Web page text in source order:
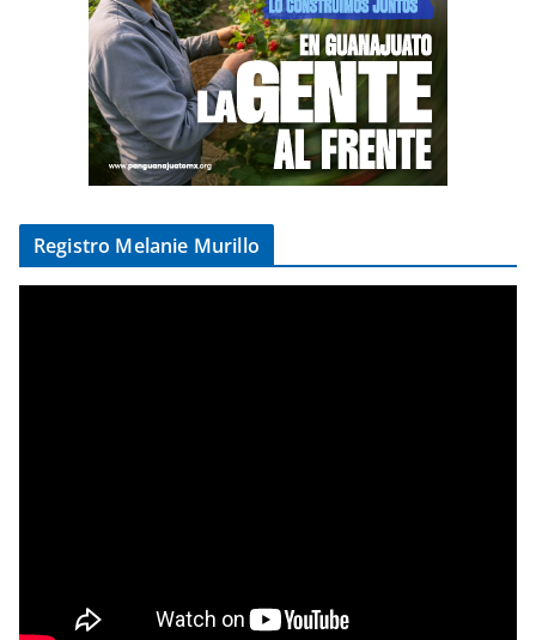
Registro Melanie Murillo